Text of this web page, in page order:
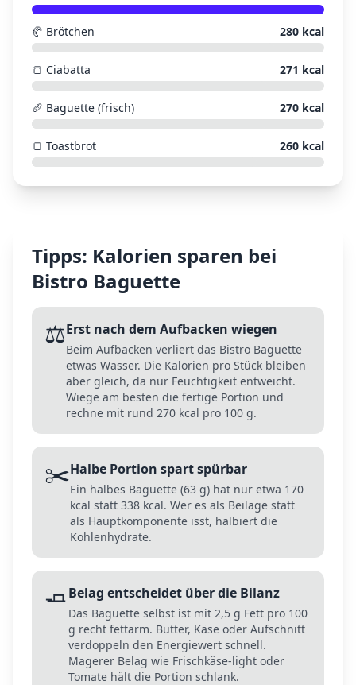
🥐 Brötchen 280 kcal
🍞 Ciabatta 271 kcal
🥖 Baguette (frisch) 270 kcal
🍞 Toastbrot 260 kcal
Tipps: Kalorien sparen bei
Bistro Baguette
⚖️Erst nach dem Aufbacken wiegen
Beim Aufbacken verliert das Bistro Baguette
etwas Wasser. Die Kalorien pro Stück bleiben
aber gleich, da nur Feuchtigkeit entweicht.
Wiege am besten die fertige Portion und
rechne mit rund 270 kcal pro 100 g.
✂️Halbe Portion spart spürbar
Ein halbes Baguette (63 g) hat nur etwa 170
kcal statt 338 kcal. Wer es als Beilage statt
als Hauptkomponente isst, halbiert die
Kohlenhydrate.
🧈Belag entscheidet über die Bilanz
Das Baguette selbst ist mit 2,5 g Fett pro 100
g recht fettarm. Butter, Käse oder Aufschnitt
verdoppeln den Energiewert schnell.
Magerer Belag wie Frischkäse-light oder
Tomate hält die Portion schlank.